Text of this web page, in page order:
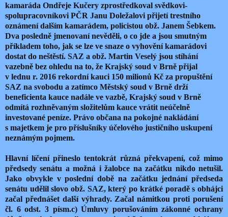
kamaráda Ondřeje Kučery zprostředkoval svědkovi-
spolupracovníkovi PČR Janu Doležalovi přijetí trestního
oznámení dalším kamarádem, policistou obž. Janem Šebkem.
Dva posledně jmenovaní nevěděli, o co jde a jsou smutným
příkladem toho, jak se lze ve snaze o vyhovění kamarádovi
dostat do neštěstí. SAZ a obž. Martin Veselý jsou stíhání
vazebně bez ohledu na to, že Krajský soud v Brně přijal
v lednu r. 2016 rekordní kauci 150 milionů Kč za propuštění
SAZ na svobodu a zatímco Městský soud v Brně drží
beneficienta kauce nadále ve vazbě, Krajský soud v Brně
odmítá rozhněvaným složitelům kauce vrátit neúčelně
investované peníze. Právo občana na pokojné nakládání
s majetkem je pro příslušníky účelového justičního uskupení
neznámým pojmem.
Hlavní líčení přineslo tentokrát různá překvapení, což mimo
předsedy senátu a možná i žalobce na začátku nikdo netušil.
Jako obvykle v poslední době na začátku jednání předseda
senátu udělil slovo obž. SAZ, který po krátké poradě s obhájci
začal přednášet další výhrady. Začal námitkou proti porušení
čl. 6 odst. 3 písm.c) Úmluvy porušováním zákonné ochrany